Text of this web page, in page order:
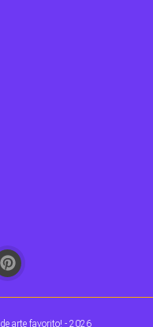
de arte favorito! - 2026